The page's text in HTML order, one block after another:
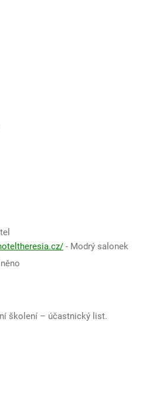
- Modrý salonek
školení – účastnický list.